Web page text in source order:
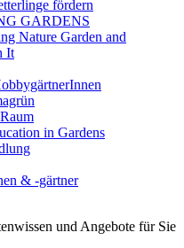
fördern
GARDENS
Nature Garden and
It
in Gardens
& -gärtner
und Angebote für Sie